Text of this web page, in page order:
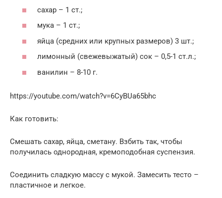
сахар – 1 ст.;
мука – 1 ст.;
яйца (средних или крупных размеров) 3 шт.;
лимонный (свежевыжатый) сок – 0,5-1 ст.л.;
ванилин – 8-10 г.
https://youtube.com/watch?v=6CyBUa65bhc
Как готовить:
Смешать сахар, яйца, сметану. Взбить так, чтобы
получилась однородная, кремоподобная суспензия.
Соединить сладкую массу с мукой. Замесить тесто –
пластичное и легкое.